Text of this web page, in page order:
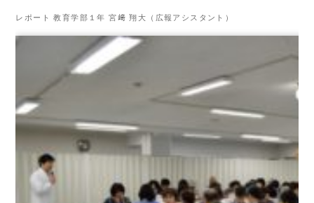
レポート 教育学部１年 宮﨑 翔大（広報アシスタント）